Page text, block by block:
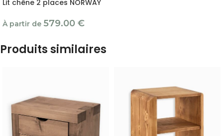
Lit chêne 2 places NORWAY
À partir de 579.00 €
Produits similaires